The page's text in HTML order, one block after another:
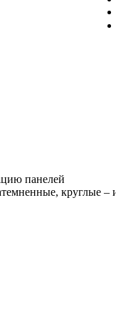
панелей
круглые –